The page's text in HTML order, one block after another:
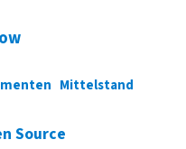
Mittelstand
Source